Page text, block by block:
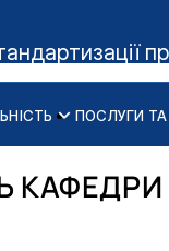
технології
ПОСЛУГИ ТА
КАФЕДРИ